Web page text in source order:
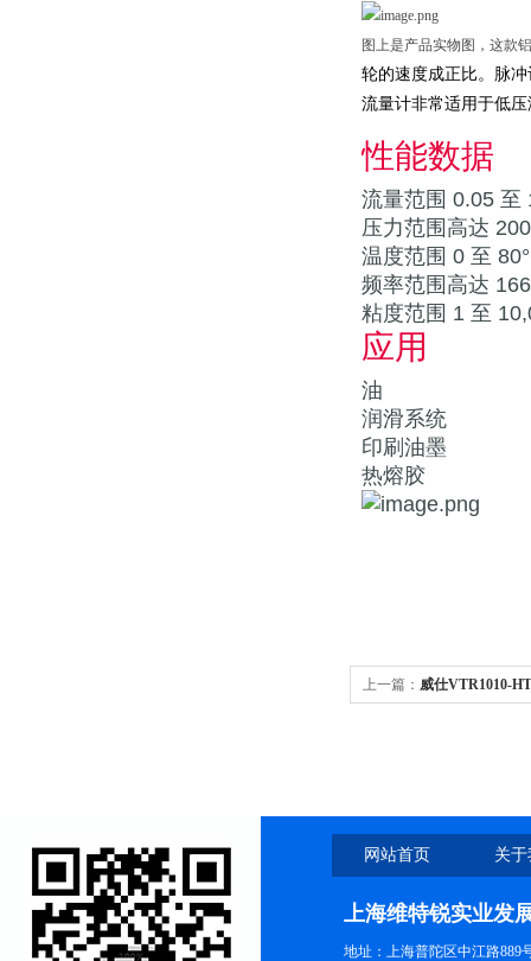
图上是产品实物图，这款
轮的速度成正比。脉
流量计非常适用于低
性能数据
流量范围 0.05 至
压力范围高达
温度范围 0 至
频率范围高达
粘度范围 1 至
应用
油
润滑系统
印刷油墨
热熔胶
上一篇： 威仕VTR1010-
网站首页 关
上海维特锐实业发
地址：上海普陀区中江路889